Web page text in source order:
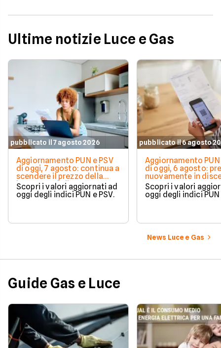
Ultime notizie Luce e Gas
pubblicato il 7 agosto 2026
Aggiornamento PUN e PSV
di oggi, 7 agosto: continua a
scendere il prezzo della
luce, ma sale il gas
Scopri i valori aggiornati ad
oggi degli indici PUN e PSV.
pubblicato il 6 agosto
Aggiornamento PUN
di oggi, 6 agosto:
nuovamente in
Scopri i valori
oggi degli indici PUN
News Luce e Gas
Guide Gas e Luce